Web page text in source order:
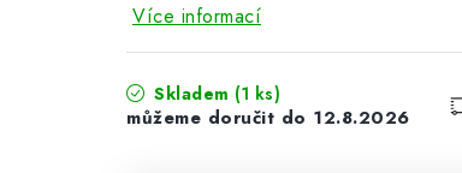
Více informací
Skladem (1 ks)
12.8.2026